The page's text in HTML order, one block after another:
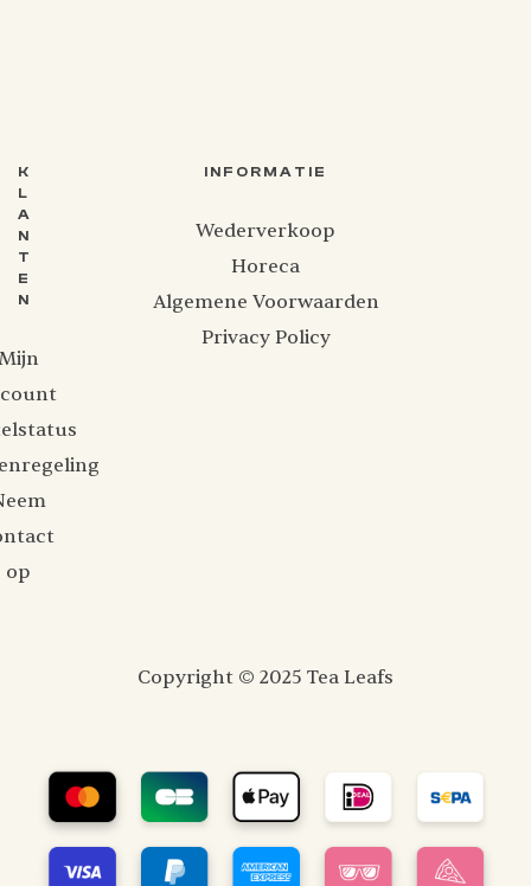
K
L
A
N
T
E
N
op
INFORMATIE
Wederverkoop
Horeca
Algemene Voorwaarden
Privacy Policy
Copyright © 2025 Tea Leafs